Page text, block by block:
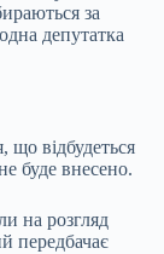
за
депутатка
що відбудеться
буде внесено.
на розгляд
передбачає